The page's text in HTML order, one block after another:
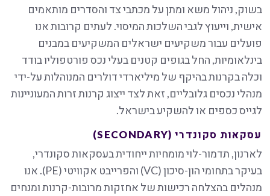
בשוק, ניהול משא ומתן על מכתבי צד והסדרים מותאמים
אישית, וייעוץ לגבי השלכות המיסוי. לעתים קרובות אנו
פועלים עבור משקיעים ישראלים המשקיעים במבנים
בינלאומיות, החל בגופים קטנים בעלי נכס פורטפוליו בודד
וכלה בקרנות בהיקף של מיליארדי דולרים המנוהלות על-ידי
מנהלי נכסים גלובליים, זאת לצד ייצוג קרנות זרות המעוניינות
לגייס כספים או להשקיע בישראל.
עסקאות סקונדרי (SECONDARY
)
לארנון, תדמור-לוי מומחיות ייחודית בעסקאות סקונדרי,
בעיקר בתחומי הון-סיכון (VC) והפרייבט אקוויטי (PE). אנו
מנהלים בהצלחה רכישות של אחזקות מרובות-קרנות ומנחים